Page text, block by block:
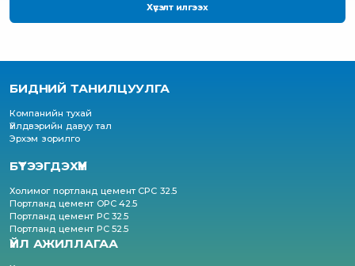
Хүсэлт илгээх
БИДНИЙ ТАНИЛЦУУЛГА
Компанийн тухай
Үйлдвэрийн давуу тал
Эрхэм зорилго
БҮТЭЭГДЭХҮҮН
Холимог портланд цемент CPC 32.5
Портланд цемент OPC 42.5
Портланд цемент PC 32.5
Портланд цемент PC 52.5
ҮЙЛ АЖИЛЛАГАА